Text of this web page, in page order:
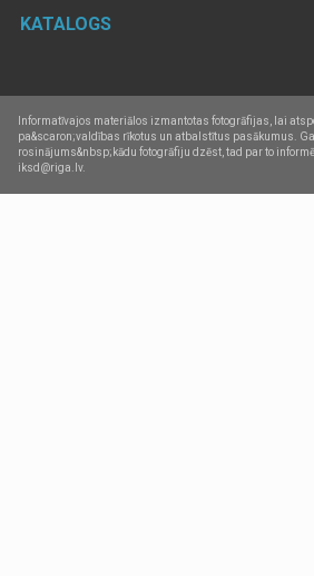
KATALOGS
Informatīvajos materiālos izmantotas fotogrāfijas, lai
pa&scaron;valdības rīkotus un atbalstītus pasākumus.
rosinājums&nbsp;kādu fotogrāfiju dzēst, tad par to
iksd@riga.lv.